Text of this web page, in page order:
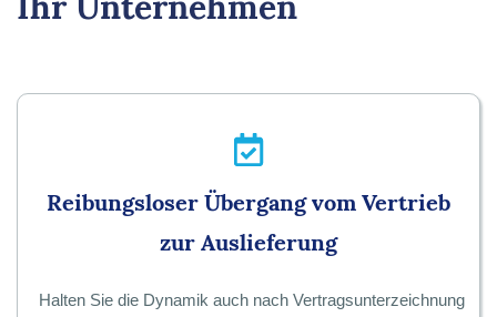
Reibungsloser Übergang vom Vertrieb
zur Auslieferung
Halten Sie die Dynamik auch nach Vertragsunterzeichnung